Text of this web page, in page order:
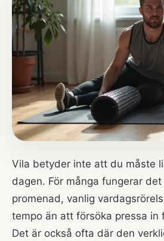
Vila betyder inte att du måste
dagen. För många fungerar
promenad, vanlig
tempo än att försöka pressa in
Det är också ofta där den